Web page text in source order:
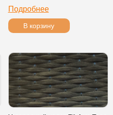
Подробнее
В корзину